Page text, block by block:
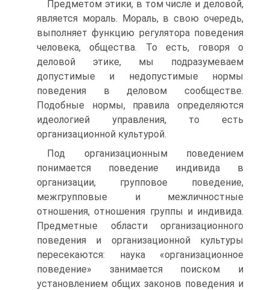
Предметом этики, в том числе и деловой,
является мораль. Мораль, в свою очередь,
выполняет функцию регулятора поведения
человека, общества. То есть, говоря о
деловой этике, мы подразумеваем
допустимые и недопустимые нормы
поведения в деловом сообществе.
Подобные нормы, правила определяются
идеологией управления, то есть
организационной культурой.
Под организационным поведением
понимается поведение индивида в
организации, групповое поведение,
межгрупповые и межличностные
отношения, отношения группы и индивида.
Предметные области организационного
поведения и организационной культуры
пересекаются: наука «организационное
поведение» занимается поиском и
установлением общих законов поведения и